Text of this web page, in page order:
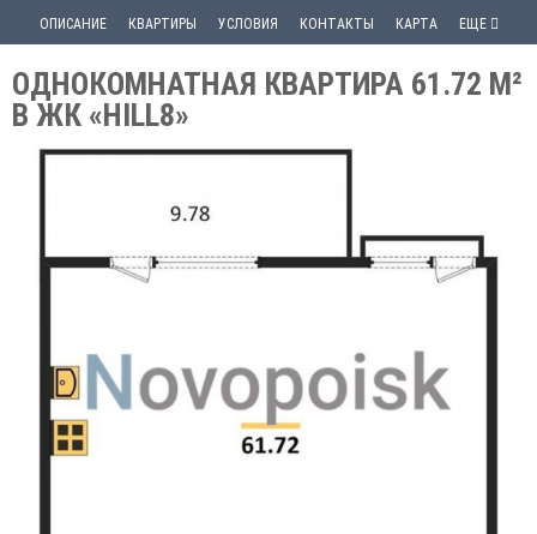
ОПИСАНИЕ КВАРТИРЫ УСЛОВИЯ КОНТАКТЫ КАРТА ЕЩЕ
ОДНОКОМНАТНАЯ КВАРТИРА 61.72 М²
В ЖК «HILL8»